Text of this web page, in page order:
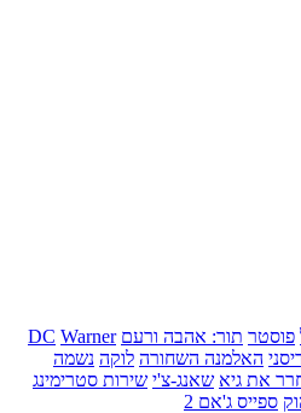
פוסטר תור: אהבה ורעם DC Warner
האלמנה השחורה לוקה נשמה
את גיא שאנג-צ'י שירות סטרימינג
ספייס ג'אם 2